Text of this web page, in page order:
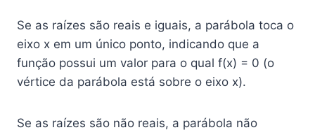
Se as raízes são reais e iguais, a parábola toca o
eixo x em um único ponto, indicando que a
função possui um valor para o qual f(x) = 0 (o
vértice da parábola está sobre o eixo x).
Se as raízes são não reais, a parábola não